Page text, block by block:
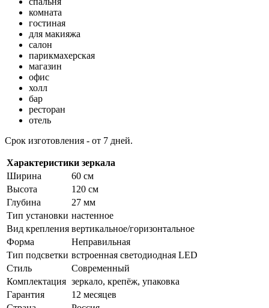
комната
гостиная
для макияжа
салон
парикмахерская
магазин
офис
холл
бар
ресторан
отель
Срок изготовления - от 7 дней.
Характеристики зеркала
Ширина
60 см
Высота
120 см
Глубина
27 мм
Тип установки настенное
Вид крепления вертикальное/горизонтальное
Форма
Неправильная
Тип подсветки встроенная светодиодная LED
Стиль
Cовременный
Комплектация зеркало, крепёж, упаковка
Гарантия
12 месяцев